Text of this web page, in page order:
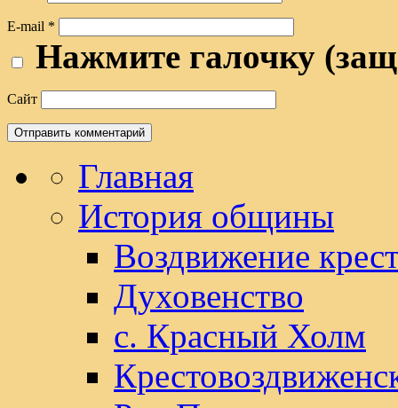
E-mail *
Нажмите галочку
Сайт
Главная
История общины
Воздвижение
Духовенство
с. Красный Холм